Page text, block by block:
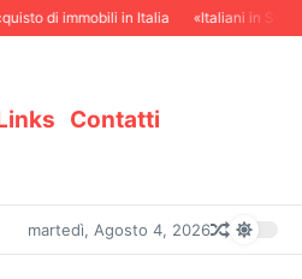
di immobili in Italia «Italiani in
Contatti
martedì, Agosto 4, 2026